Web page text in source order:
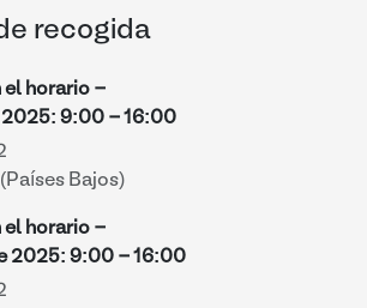
recogida
el horario -
2025: 9:00 - 16:00
Bajos)
el horario -
2025: 9:00 - 16:00